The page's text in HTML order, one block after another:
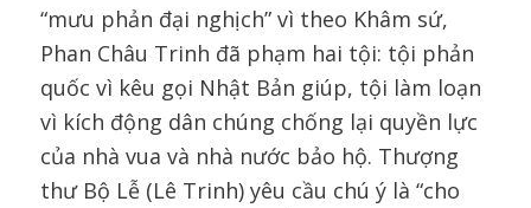
“mưu phản đại nghịch” vì theo Khâm sứ,
Phan Châu Trinh đã phạm hai tội: tội phản
quốc vì kêu gọi Nhật Bản giúp, tội làm loạn
vì kích động dân chúng chống lại quyền lực
của nhà vua và nhà nước bảo hộ. Thượng
thư Bộ Lễ (Lê Trinh) yêu cầu chú ý là “cho